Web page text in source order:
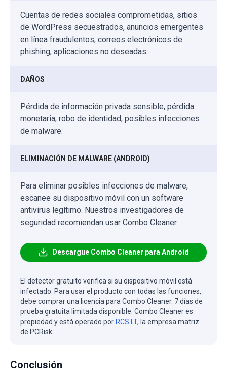
Cuentas de redes sociales comprometidas, sitios
de WordPress secuestrados, anuncios emergentes
en línea fraudulentos, correos electrónicos de
phishing, aplicaciones no deseadas.
DAÑOS
Pérdida de información privada sensible, pérdida
monetaria, robo de identidad, posibles infecciones
de malware.
ELIMINACIÓN DE MALWARE (ANDROID)
Para eliminar posibles infecciones de malware,
escanee su dispositivo móvil con un software
antivirus legítimo. Nuestros investigadores de
seguridad recomiendan usar Combo Cleaner.
Descargue Combo Cleaner para Android
El detector gratuito verifica si su dispositivo móvil está
infectado. Para usar el producto con todas las funciones,
debe comprar una licencia para Combo Cleaner. 7 días de
prueba gratuita limitada disponible. Combo Cleaner es
propiedad y está operado por RCS LT, la empresa matriz
de PCRisk.
Conclusión